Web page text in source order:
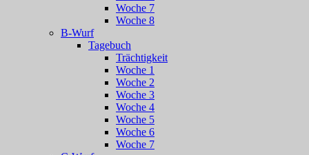
Woche 7
Woche 8
B-Wurf
Tagebuch
Trächtigkeit
Woche 1
Woche 2
Woche 3
Woche 4
Woche 5
Woche 6
Woche 7